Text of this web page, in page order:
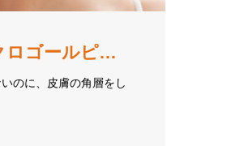
サリチル酸マクロゴールピーリング
のに、皮膚の角層をし